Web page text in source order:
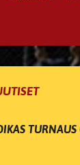
TURNAUS